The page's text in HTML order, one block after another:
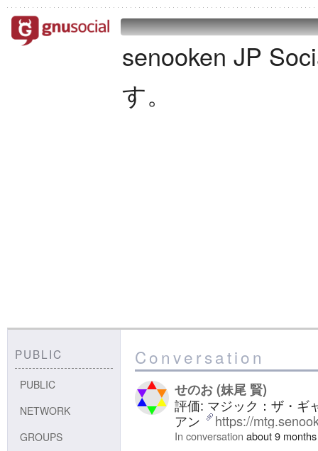
senooken JP
す。
PUBLIC
PUBLIC
NETWORK
GROUPS
Conversation
せのお (妹尾 賢)
評価: マジック：ザ・ギ
アン
https://
In conversation about 9